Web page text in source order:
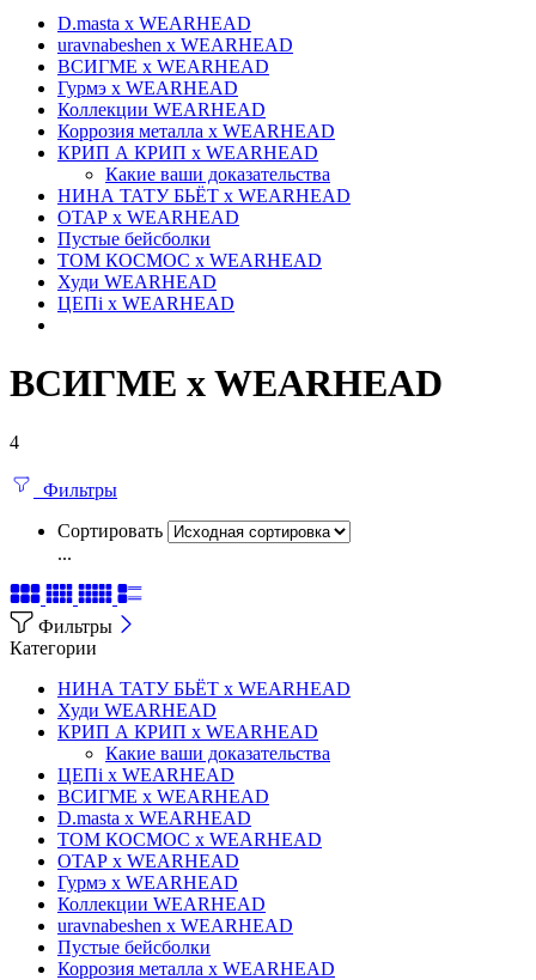
D.masta x WEARHEAD
uravnabeshen x WEARHEAD
ВСИГМЕ x WEARHEAD
Гурмэ x WEARHEAD
Коллекции WEARHEAD
Коррозия металла x WEARHEAD
КРИП А КРИП x WEARHEAD
Какие ваши доказательства
НИНА ТАТУ БЬЁТ x WEARHEAD
ОТАР х WEARHEAD
Пустые бейсболки
ТОМ КОСМОС x WEARHEAD
Худи WEARHEAD
ЦЕПi x WEARHEAD
ВСИГМЕ x WEARHEAD
4
Фильтры
Сортировать
...
Фильтры
Категории
НИНА ТАТУ БЬЁТ x WEARHEAD
Худи WEARHEAD
КРИП А КРИП x WEARHEAD
Какие ваши доказательства
ЦЕПi x WEARHEAD
ВСИГМЕ x WEARHEAD
D.masta x WEARHEAD
ТОМ КОСМОС x WEARHEAD
ОТАР х WEARHEAD
Гурмэ x WEARHEAD
Коллекции WEARHEAD
uravnabeshen x WEARHEAD
Пустые бейсболки
Коррозия металла x WEARHEAD